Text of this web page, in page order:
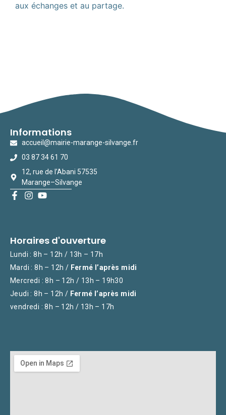
aux échanges et au partage.
Informations
accueil@mairie-marange-silvange.fr
03 87 34 61 70
12, rue de l’Abani 57535
Marange–Silvange
Horaires d'ouverture
Lundi : 8h – 12h / 13h – 17h
Mardi : 8h – 12h / Fermé l’après midi
Mercredi : 8h – 12h / 13h – 19h30
Jeudi : 8h – 12h / Fermé l’après midi
vendredi : 8h – 12h / 13h – 17h